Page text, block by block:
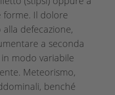
forme. Il dolore
defecazione,
a seconda
modo variabile
Meteorismo,
benché